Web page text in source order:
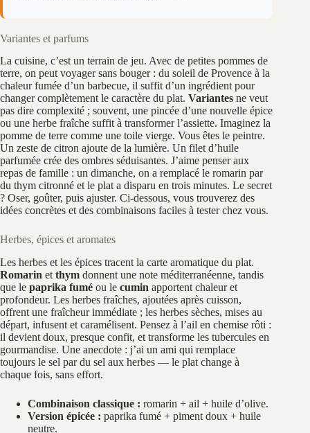
Variantes et parfums
La cuisine, c’est un terrain de jeu. Avec de petites pommes de
terre, on peut voyager sans bouger : du soleil de Provence à la
chaleur fumée d’un barbecue, il suffit d’un ingrédient pour
changer complètement le caractère du plat. Variantes ne veut
pas dire complexité ; souvent, une pincée d’une nouvelle épice
ou une herbe fraîche suffit à transformer l’assiette. Imaginez la
pomme de terre comme une toile vierge. Vous êtes le peintre.
Un zeste de citron ajoute de la lumière. Un filet d’huile
parfumée crée des ombres séduisantes. J’aime penser aux
repas de famille : un dimanche, on a remplacé le romarin par
du thym citronné et le plat a disparu en trois minutes. Le secret
? Oser, goûter, puis ajuster. Ci‑dessous, vous trouverez des
idées concrètes et des combinaisons faciles à tester chez vous.
Herbes, épices et aromates
Les herbes et les épices tracent la carte aromatique du plat.
Romarin et thym donnent une note méditerranéenne, tandis
que le paprika fumé ou le cumin apportent chaleur et
profondeur. Les herbes fraîches, ajoutées après cuisson,
offrent une fraîcheur immédiate ; les herbes sèches, mises au
départ, infusent et caramélisent. Pensez à l’ail en chemise rôti :
il devient doux, presque confit, et transforme les tubercules en
gourmandise. Une anecdote : j’ai un ami qui remplace
toujours le sel par du sel aux herbes — le plat change à
chaque fois, sans effort.
Combinaison classique : romarin + ail + huile d’olive.
Version épicée : paprika fumé + piment doux + huile
neutre.